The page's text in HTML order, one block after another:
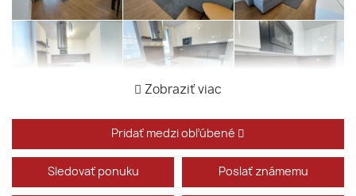
Zobraziť viac
Pridať medzi obľúbené
Sledovať ponuku Poslať známemu